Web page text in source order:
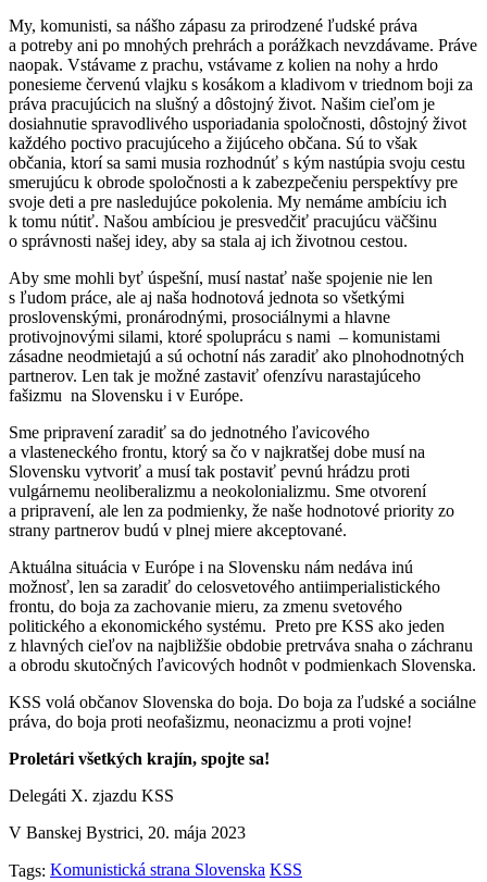
My, komunisti, sa nášho zápasu za prirodzené ľudské práva
a potreby ani po mnohých prehrách a porážkach nevzdávame. Práve
naopak. Vstávame z prachu, vstávame z kolien na nohy a hrdo
ponesieme červenú vlajku s kosákom a kladivom v triednom boji za
práva pracujúcich na slušný a dôstojný život. Našim cieľom je
dosiahnutie spravodlivého usporiadania spoločnosti, dôstojný život
každého poctivo pracujúceho a žijúceho občana. Sú to však
občania, ktorí sa sami musia rozhodnúť s kým nastúpia svoju cestu
smerujúcu k obrode spoločnosti a k zabezpečeniu perspektívy pre
svoje deti a pre nasledujúce pokolenia. My nemáme ambíciu ich
k tomu nútiť. Našou ambíciou je presvedčiť pracujúcu väčšinu
o správnosti našej idey, aby sa stala aj ich životnou cestou.
Aby sme mohli byť úspešní, musí nastať naše spojenie nie len
s ľudom práce, ale aj naša hodnotová jednota so všetkými
proslovenskými, pronárodnými, prosociálnymi a hlavne
protivojnovými silami, ktoré spoluprácu s nami – komunistami
zásadne neodmietajú a sú ochotní nás zaradiť ako plnohodnotných
partnerov. Len tak je možné zastaviť ofenzívu narastajúceho
fašizmu na Slovensku i v Európe.
Sme pripravení zaradiť sa do jednotného ľavicového
a vlasteneckého frontu, ktorý sa čo v najkratšej dobe musí na
Slovensku vytvoriť a musí tak postaviť pevnú hrádzu proti
vulgárnemu neoliberalizmu a neokolonializmu. Sme otvorení
a pripravení, ale len za podmienky, že naše hodnotové priority zo
strany partnerov budú v plnej miere akceptované.
Aktuálna situácia v Európe i na Slovensku nám nedáva inú
možnosť, len sa zaradiť do celosvetového antiimperialistického
frontu, do boja za zachovanie mieru, za zmenu svetového
politického a ekonomického systému. Preto pre KSS ako jeden
z hlavných cieľov na najbližšie obdobie pretrváva snaha o záchranu
a obrodu skutočných ľavicových hodnôt v podmienkach Slovenska.
KSS volá občanov Slovenska do boja. Do boja za ľudské a sociálne
práva, do boja proti neofašizmu, neonacizmu a proti vojne!
Proletári všetkých krajín, spojte sa!
Delegáti X. zjazdu KSS
V Banskej Bystrici, 20. mája 2023
Tags: Komunistická strana Slovenska KSS